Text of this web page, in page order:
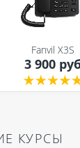
Fanvil X3S
3 900
КУРСЫ